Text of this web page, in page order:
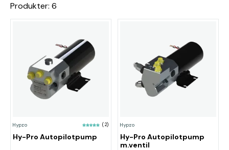
Produkter: 6
Hypro (2)
Hy-Pro Autopilotpump
Hypro
Hy-Pro Autopilotpump
m.ventil